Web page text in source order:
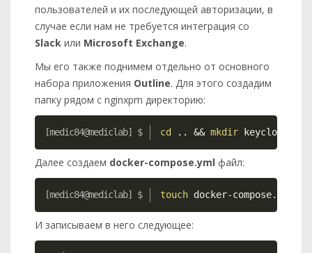
пользователей и их последующей авторизации, в
случае если нам не требуется интеграция со
Slack или Microsoft Exchange.
Мы его также поднимем отдельно от основного
набора приложения Outline. Для этого создадим
папку рядом с nginxpm директорию:
cd .. && mkdir keycloak
Copy
Далее создаем docker-compose.yml файл:
touch docker-compose.yml
И записываем в него следующее: